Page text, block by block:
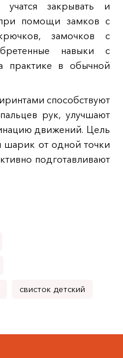
закрывать и
помощи замков с
замочков с
навыки с
практике в обычной
способствуют
рук, улучшают
движений. Цель
шарик от одной точки
подготавливают
свисток детский